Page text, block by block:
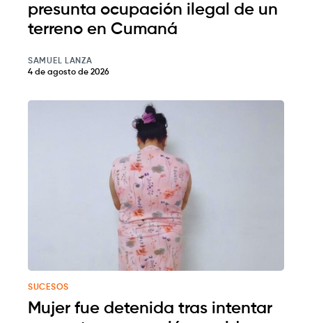
presunta ocupación ilegal de un
terreno en Cumaná
SAMUEL LANZA
4 de agosto de 2026
SUCESOS
Mujer fue detenida tras intentar